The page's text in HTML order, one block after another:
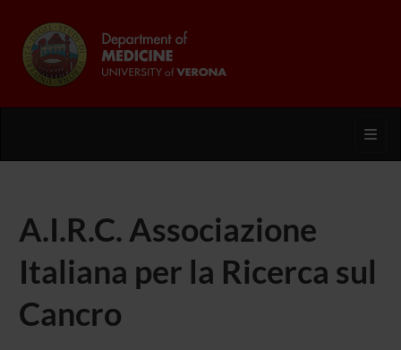
A.I.R.C. Associazione
Italiana per la Ricerca sul
Cancro